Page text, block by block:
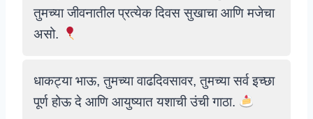
तुमच्या जीवनातील प्रत्येक दिवस सुखाचा आणि मजेचा
असो.
धाकट्या भाऊ, तुमच्या वाढदिवसावर, तुमच्या सर्व इच्छा
पूर्ण होऊ दे आणि आयुष्यात यशाची उंची गाठा.